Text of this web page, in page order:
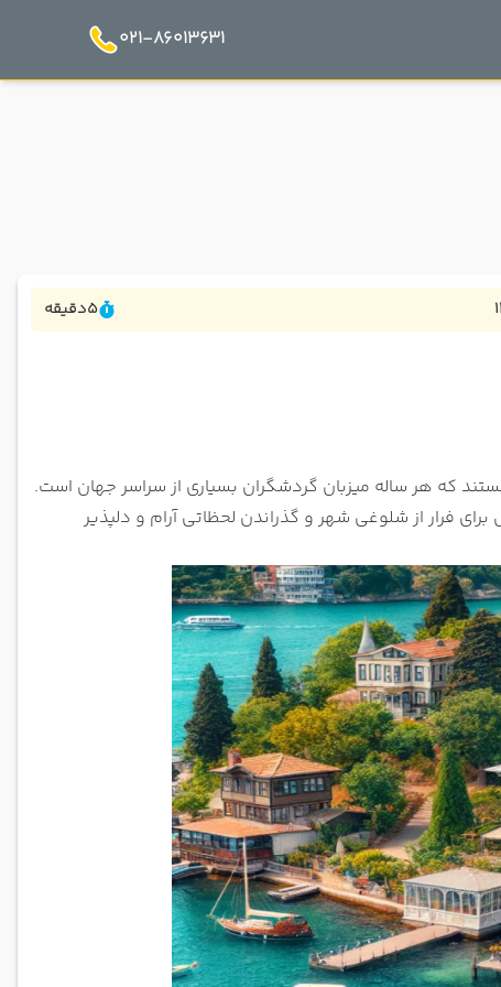
021-86013631
5دقیقه
که هر ساله میزبان گردشگران بسیاری از سراسر جهان است.
فرار از شلوغی شهر و گذراندن لحظاتی آرام و دلپذیر